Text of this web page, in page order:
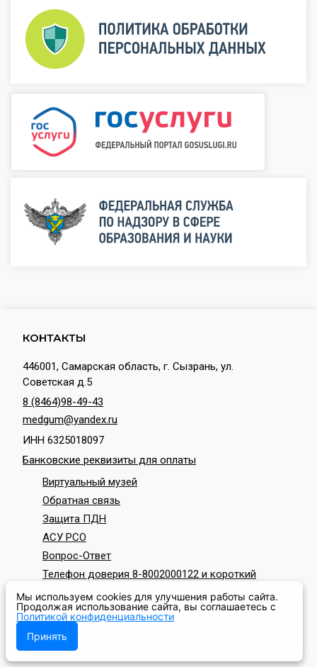
КОНТАКТЫ
446001, Самарская область, г. Сызрань, ул.
Советская д.5
8 (8464)98-49-43
medgum@yandex.ru
ИНН 6325018097
Банковские реквизиты для оплаты
Виртуальный музей
Обратная связь
Защита ПДН
АСУ РСО
Вопрос-Ответ
Телефон доверия 8-8002000122 и короткий
СОЦИАЛЬНЫЕ СЕТИ
Мы используем cookies для улучшения работы сайта.
Продолжая использование сайта, вы соглашаетесь с
Политикой конфиденциальности
Принять